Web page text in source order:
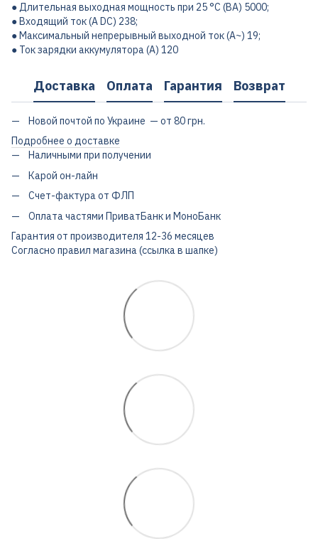
● Длительная выходная мощность при 25 °C (ВА) 5000;
● Входящий ток (A DC) 238;
● Максимальный непрерывный выходной ток (A~) 19;
● Ток зарядки аккумулятора (A) 120
Доставка Оплата Гарантия Возврат
Новой почтой по Украине — от 80 грн.
Подробнее о доставке
Наличными при получении
Карой он-лайн
Счет-фактура от ФЛП
Оплата частями ПриватБанк и МоноБанк
Гарантия от производителя 12-36 месяцев
Согласно правил магазина (ссылка в шапке)